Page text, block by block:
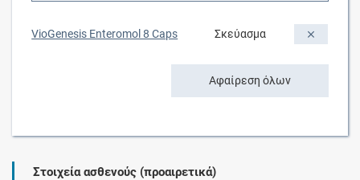
VioGenesis Enteromol 8 Caps Σκεύασμα
Αφαίρεση όλων
Στοιχεία ασθενούς (προαιρετικά)